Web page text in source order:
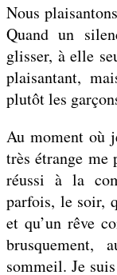
Nous
Quand un
glisser, à elle
plaisantant,
plutôt les
Au moment où
très étrange me
réussi à la
parfois, le soir,
et qu’un rêve
brusquement,
sommeil. Je